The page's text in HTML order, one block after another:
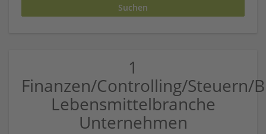
1
Finanzen/Controlling/Steuern/
Lebensmittelbranche
Unternehmen